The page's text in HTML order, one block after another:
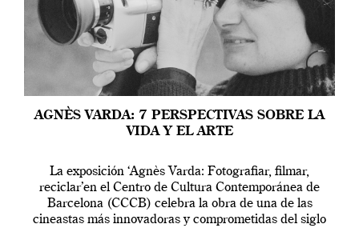
AGNÈS VARDA: 7 PERSPECTIVAS SOBRE LA
VIDA Y EL ARTE
La exposición ‘Agnès Varda: Fotografiar, filmar,
reciclar’en el Centro de Cultura Contemporánea de
Barcelona (CCCB) celebra la obra de una de las
cineastas más innovadoras y comprometidas del siglo